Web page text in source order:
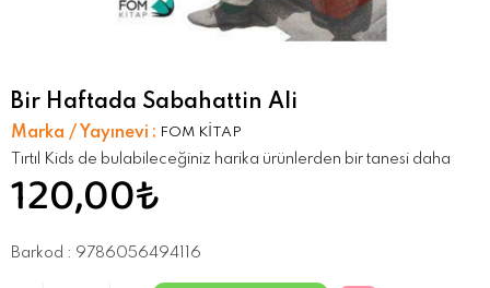
Bir Haftada Sabahattin Ali
Marka / Yayınevi : FOM KİTAP
Tırtıl Kids de bulabileceğiniz harika ürünlerden bir tanesi daha
120,00₺
Barkod : 9786056494116